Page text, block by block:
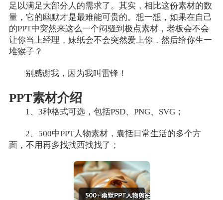
足以满足大部分人的需求了。其实，相比这份素材的数
量，它的幽默才是最难能可贵的。想一想，如果在自己
的PPT中突然来这么一个闷骚到极点素材，老板会不会
让你当上经理，妹纸会不会突然爱上你，然后给你生一
堆猴子？
别感谢我，因为我叫雷锋！
PPT素材介绍
1、3种格式可选，包括PSD、PNG、SVG；
2、500中PPT人物素材，囊括日常生活的多个方
面，不用再多找找西找找了；